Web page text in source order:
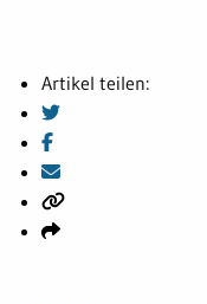
Artikel teilen: